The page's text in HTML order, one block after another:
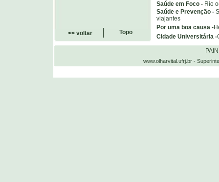
Saúde em Foco - Rio
Saúde e Prevenção -
viajantes
Por uma boa causa -
Cidade Universitária -
<< voltar Topo
www.olharvital.ufrj.br -